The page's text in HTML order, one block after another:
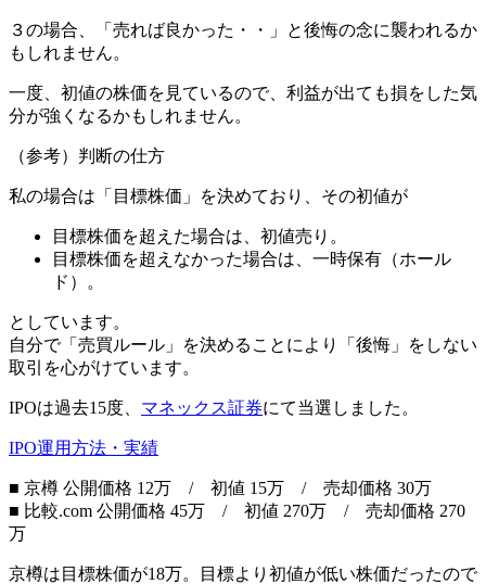
３の場合 、「売れば良かった・・」と後悔の念に襲われるか
もしれません。
一度、初値の株価を見ているので、利益が出ても損をした気
分が強くなるかもしれません。
（参考）判断の仕方
私の場合は 「目標株価」 を決めており、その初値が
目標株価を超えた場合は、初値売り。
目標株価を超えなかった場合は、一時保有（ホール
ド）。
としています。
自分で「売買ルール」を決めることにより
「後悔」をしない
取引 を心がけています。
IPOは過去15度、 マネックス証券にて当選しました。
IPO運用方法・実績
■ 京樽 公開価格 12万 / 初値 15万 / 売却価格 30万
■ 比較.com 公開価格 45万 / 初値 270万 / 売却価格 270
万
京樽は目標株価が18万。目標より初値が低い株価だったので